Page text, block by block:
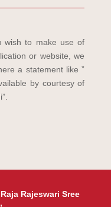
wish to make use of
or website, we
a statement like ”
by courtesy of
Rajeswari Sree